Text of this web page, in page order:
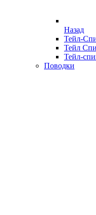
Назад
Тейл-
Тейл
Тейл-
Поводки